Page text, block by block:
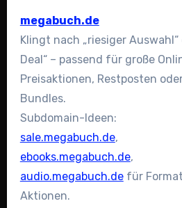
megabuch.de
Klingt nach „riesiger Auswahl“
Deal“ – passend für große
Preisaktionen, Restposten
Bundles.
Subdomain-Ideen:
sale.megabuch.de,
ebooks.megabuch.de,
audio.megabuch.defür
Aktionen.